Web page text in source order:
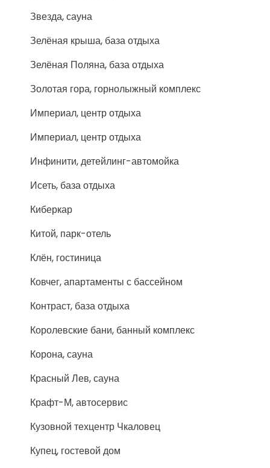
Звезда, сауна
Зелёная крыша, база отдыха
Зелёная Поляна, база отдыха
Золотая гора, горнолыжный комплекс
Империал, центр отдыха
Империал, центр отдыха
Инфинити, детейлинг-автомойка
Исеть, база отдыха
Киберкар
Китой, парк-отель
Клён, гостиница
Ковчег, апартаменты с бассейном
Контраст, база отдыха
Королевские бани, банный комплекс
Корона, сауна
Красный Лев, сауна
Крафт-М, автосервис
Кузовной техцентр Чкаловец
Купец, гостевой дом